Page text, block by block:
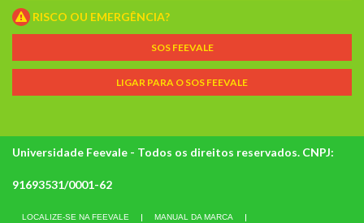
RISCO OU EMERGÊNCIA?
SOS FEEVALE
LIGAR PARA O SOS FEEVALE
Universidade Feevale - Todos os direitos reservados. CNPJ:
91693531/0001-62
LOCALIZE-SE NA FEEVALE MANUAL DA MARCA